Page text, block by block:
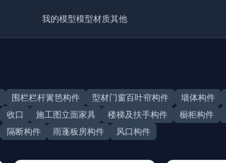
我的模型模型材质其他
围栏栏杆篱笆构件 型材门窗百叶帘构件 墙体构件
收口 施工图立面家具 楼梯及扶手构件 橱柜构件
隔断构件 雨蓬板房构件 风口构件